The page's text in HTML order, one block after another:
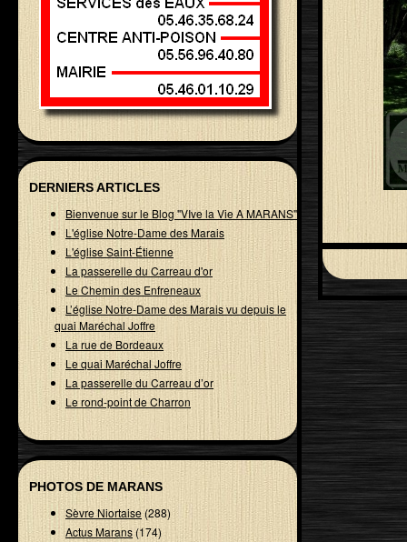
DERNIERS ARTICLES
Bienvenue sur le Blog "VIve la Vie A MARANS"
L'église Notre-Dame des Marais
L'église Saint-Étienne
La passerelle du Carreau d'or
Le Chemin des Enfreneaux
L’église Notre-Dame des Marais vu depuis le
quai Maréchal Joffre
La rue de Bordeaux
Le quai Maréchal Joffre
La passerelle du Carreau d’or
Le rond-point de Charron
PHOTOS DE MARANS
Sèvre Niortaise(288)
Actus Marans (174)